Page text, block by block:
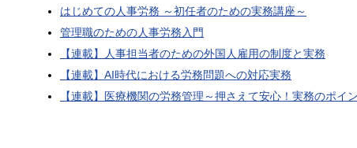
はじめての人事労務 ～初任者のための実務講座～
管理職のための人事労務入門
【連載】人事担当者のための外国人雇用の制度と実務
【連載】AI時代における労務問題への対応実務
【連載】医療機関の労務管理～押さえて安心！実務のポイ